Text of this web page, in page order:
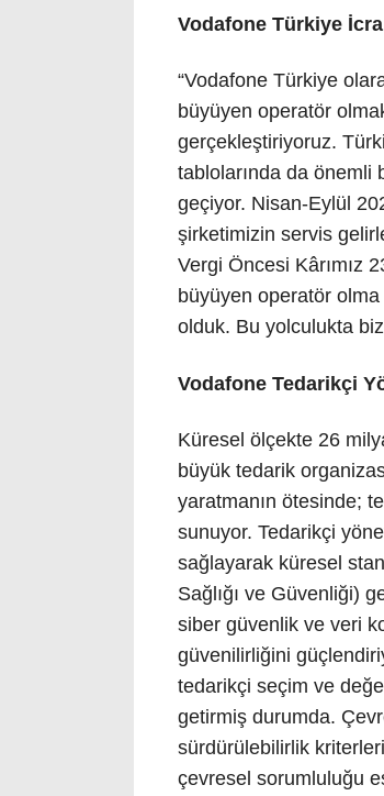
Vodafone Türkiye
“Vodafone Türkiye
büyüyen operatör
gerçekleştiriyoruz.
tablolarında da önemli
geçiyor. Nisan-Eylül
şirketimizin servis
Vergi Öncesi Kârımız
büyüyen operatör olma
olduk. Bu yolculukta
Vodafone Tedarikçi
Küresel ölçekte 26
büyük tedarik
yaratmanın ötesinde;
sunuyor. Tedarikçi
sağlayarak küresel
Sağlığı ve Güvenliği)
siber güvenlik ve veri
güvenilirliğini
tedarikçi seçim ve
getirmiş durumda.
sürdürülebilirlik
çevresel sorumluluğu